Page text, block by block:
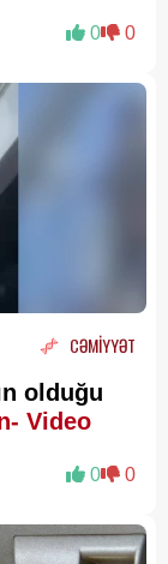
0 0
CƏMİYYƏT
olduğu
Video
0 0